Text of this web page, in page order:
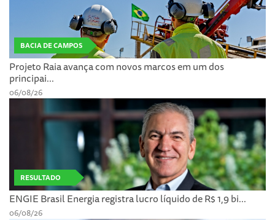
BACIA DE CAMPOS
Projeto Raia avança com novos marcos em um dos
principai...
06/08/26
RESULTADO
ENGIE Brasil Energia registra lucro líquido de R$ 1,9 bi...
06/08/26